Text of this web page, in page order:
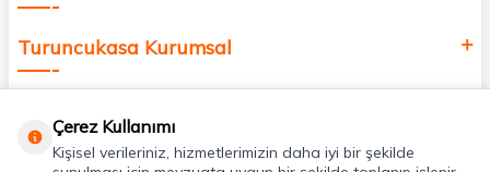
Turuncukasa Kurumsal
Çerez Kullanımı
Kişisel verileriniz, hizmetlerimizin daha iyi bir şekilde